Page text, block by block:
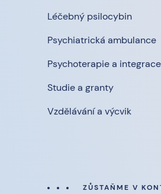
Léčebný psilocybin
Psychiatrická ambulance
Psychoterapie a integrace
Studie a granty
Vzdělávání a výcvik
ZŮSTAŇME V